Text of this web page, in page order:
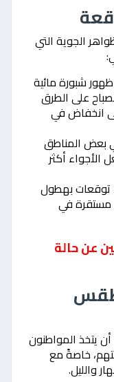
الجوية التي
شبورة مائية
على الطرق
انخفاض في
بعض المناطق
الأجواء أكثر
توقعات بهطول
مستقرة في
عن حالة
يتخذ المواطنون
خاصةً مع
والليل.